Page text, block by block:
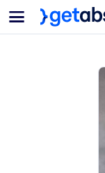
Menu
Pour équipes
Montée en
Préparez vos
Pour les